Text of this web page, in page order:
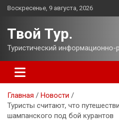
Перейти
Воскресенье, 9 августа, 2026
Твой Тур.
Туристический информационно-
Главная
Новости
Туристы считают, что
шампанского под бой курантов